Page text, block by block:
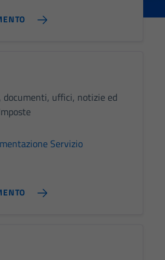
documenti, uffici, notizie ed
Servizio
essere
non raccolgono
informazioni